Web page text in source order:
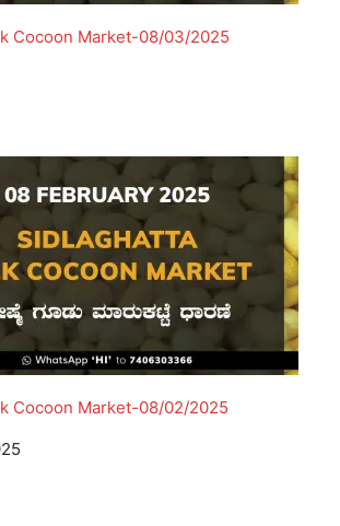
Cocoon Market-08/03/2025
Cocoon Market-08/02/2025